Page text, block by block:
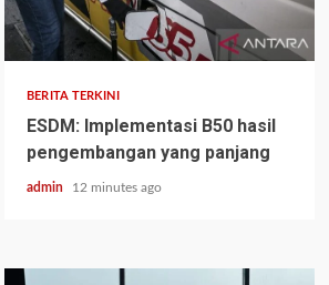
BERITA TERKINI
ESDM: Implementasi B50 hasil
pengembangan yang panjang
admin 12 minutes ago